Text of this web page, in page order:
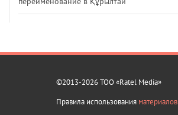
©2013-2026 ТОО «Ratel Media»
Правила использования материалов